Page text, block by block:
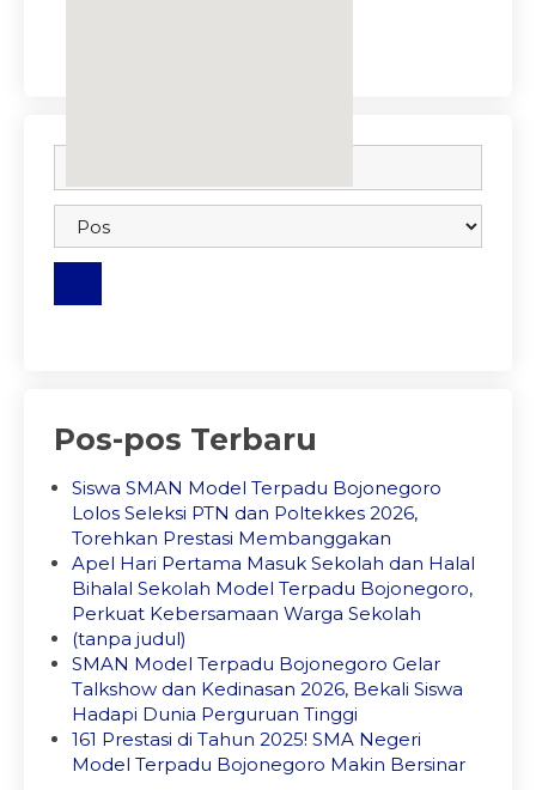
embedgooglemap.net
Pos-pos Terbaru
Siswa SMAN Model Terpadu Bojonegoro
Lolos Seleksi PTN dan Poltekkes 2026,
Torehkan Prestasi Membanggakan
Apel Hari Pertama Masuk Sekolah dan Halal
Bihalal Sekolah Model Terpadu Bojonegoro,
Perkuat Kebersamaan Warga Sekolah
(tanpa judul)
SMAN Model Terpadu Bojonegoro Gelar
Talkshow dan Kedinasan 2026, Bekali Siswa
Hadapi Dunia Perguruan Tinggi
161 Prestasi di Tahun 2025! SMA Negeri
Model Terpadu Bojonegoro Makin Bersinar